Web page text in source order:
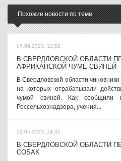
Похожие новости по теме
04.09.2023, 12:52
В СВЕРДЛОВСКОЙ ОБЛАСТИ
АФРИКАНСКОЙ ЧУМЕ СВИНЕЙ
В Свердловской области
на которых отрабатывали
чумой свиней. Как сообщили
Россельхознадзора, учения...
12.05.2023, 14:31
В СВЕРДЛОВСКОЙ ОБЛАСТИ
СОБАК